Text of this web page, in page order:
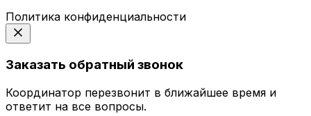
Политика конфиденциальности
Заказать обратный звонок
Координатор перезвонит в ближайшее время и
ответит на все вопросы.